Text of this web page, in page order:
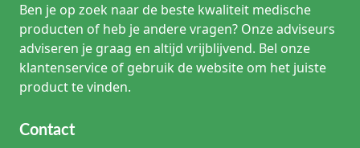
Ben je op zoek naar de beste kwaliteit medische
producten of heb je andere vragen? Onze adviseurs
adviseren je graag en altijd vrijblijvend. Bel onze
klantenservice of gebruik de website om het juiste
product te vinden.
Contact